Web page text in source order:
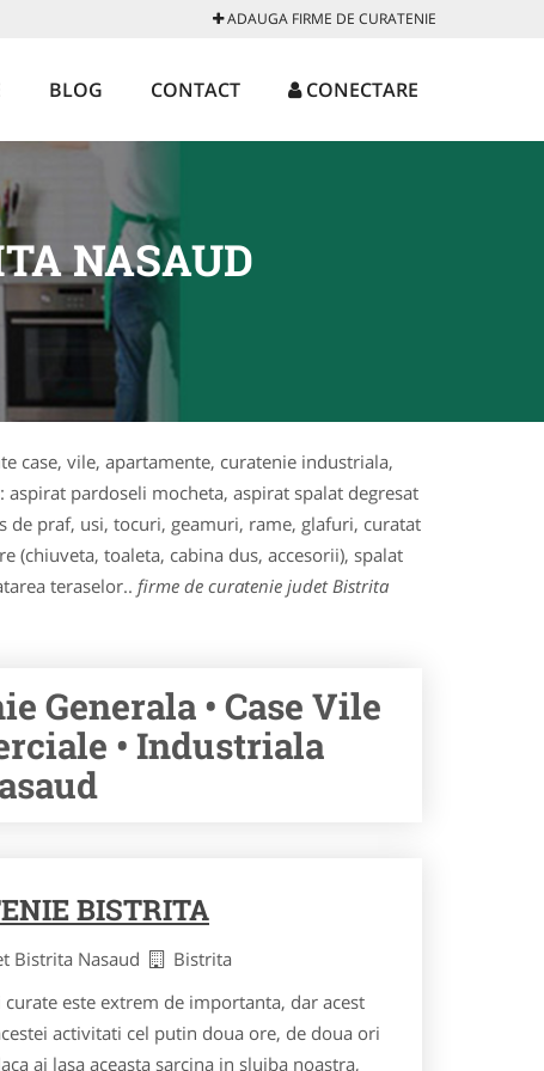
ADAUGA FIRME DE CURATENIE
BLOG CONTACT CONECTARE
NASAUD
case, vile, apartamente, curatenie industriala,
pardoseli mocheta, aspirat spalat degresat
de praf, usi, tocuri, geamuri, rame, glafuri, curatat
toaleta, cabina dus, accesorii), spalat
teraselor.. firme de curatenie judet Bistrita
Generala • Case Vile
• Industriala
BISTRITA
Bistrita Nasaud
Bistrita
este extrem de importanta, dar acest
activitati cel putin doua ore, de doua ori
ai lasa aceasta sarcina in slujba noastra,